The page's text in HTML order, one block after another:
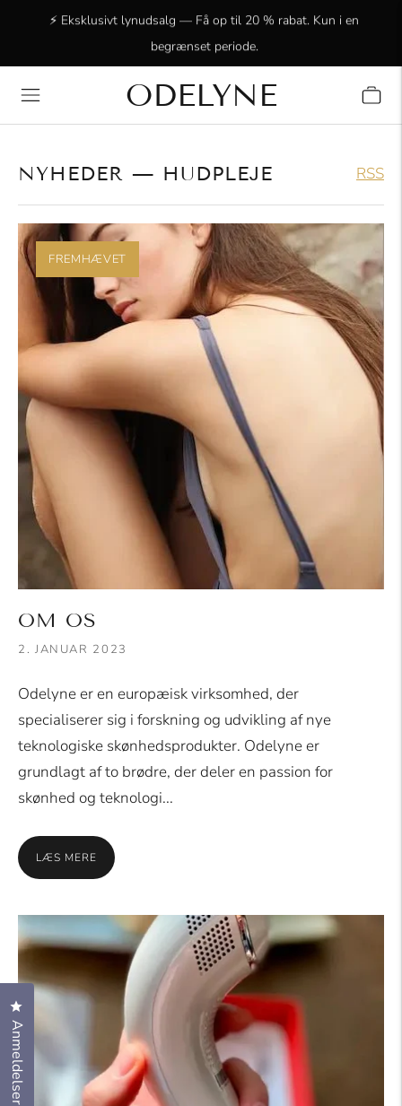
✨ +15.000 strålende kunder! Tak fordi I er med os!
⚡ Eksklusivt lynudsalg — Få op til 20 % rabat. Kun i en
begrænset periode.
ODELYNE
NYHEDER — HUDPLEJE RSS
FREMHÆVET
OM OS
2. JANUAR 2023
Odelyne er en europæisk virksomhed, der
specialiserer sig i forskning og udvikling af nye
teknologiske skønhedsprodukter. Odelyne er
grundlagt af to brødre, der deler en passion for
skønhed og teknologi...
LÆS MERE
Anmeldelser
Klik for at åbne anmeldelsesdialogboksen